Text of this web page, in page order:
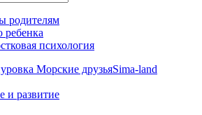
родителям
ребенка
психология
Морские друзьяSima-land
и развитие